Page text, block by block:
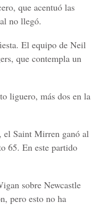
que acentuó las
no llegó.
El equipo de Neil
que contempla un
liguero, más dos en la
el Saint Mirren ganó al
65. En este partido
sobre Newcastle
pero esto no ha